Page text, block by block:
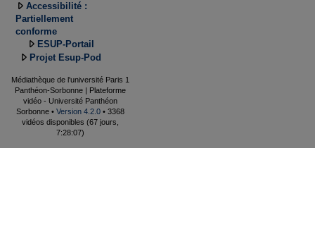
Accessibilité :
Partiellement
conforme
ESUP-Portail
Projet Esup-Pod
Médiathèque de l'université Paris 1
Panthéon-Sorbonne | Plateforme
vidéo - Université Panthéon
Sorbonne • Version 4.2.0 • 3368
vidéos disponibles (67 jours,
7:28:07)